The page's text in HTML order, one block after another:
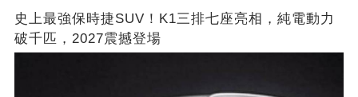
史上最強保時捷SUV！K1三排七座亮相，純電動力
破千匹，2027震撼登場